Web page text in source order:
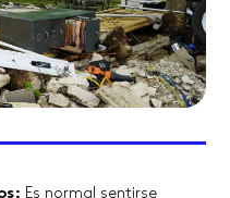
Es normal sentirse